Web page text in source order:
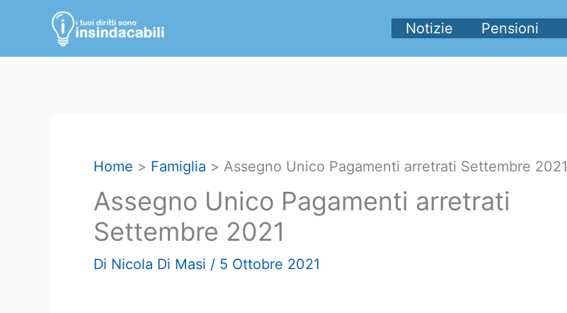
contenuto
Notizie Pensioni
Home Famiglia Assegno Unico Pagamenti arretrati Settembre 2021
Assegno Unico Pagamenti arretrati
Settembre 2021
Di Nicola Di Masi / 5 Ottobre 2021